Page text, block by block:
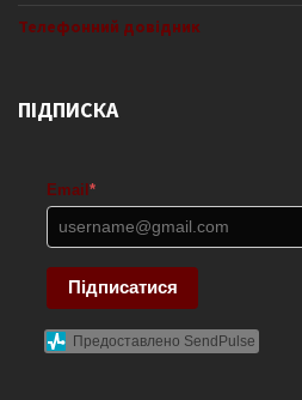
Телефонний довідник
ПІДПИСКА
Email *
Підписатися
Предоставлено SendPulse